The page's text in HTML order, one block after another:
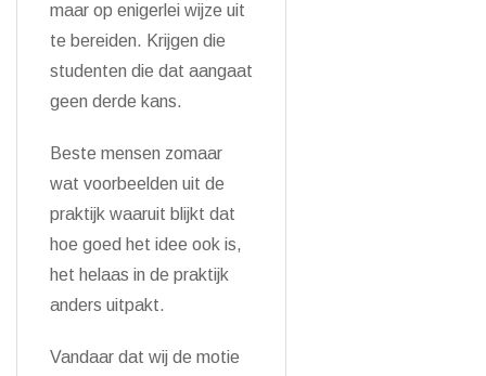
maar op enigerlei wijze uit
te bereiden. Krijgen die
studenten die dat aangaat
geen derde kans.
Beste mensen zomaar
wat voorbeelden uit de
praktijk waaruit blijkt dat
hoe goed het idee ook is,
het helaas in de praktijk
anders uitpakt.
Vandaar dat wij de motie